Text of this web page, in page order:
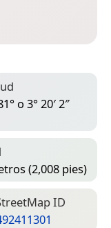
o 3° 20′ 2″
(2,008 pies)
ID